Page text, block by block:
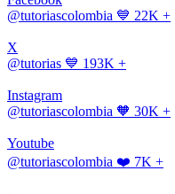
@tutoriascolombia 💙 22K +
X
@tutorias 💙 193K +
Instagram
@tutoriascolombia 🧡 30K +
Youtube
@tutoriascolombia ❤️ 7K +